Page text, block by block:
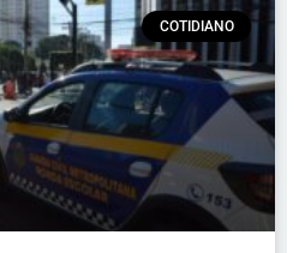
COTIDIANO